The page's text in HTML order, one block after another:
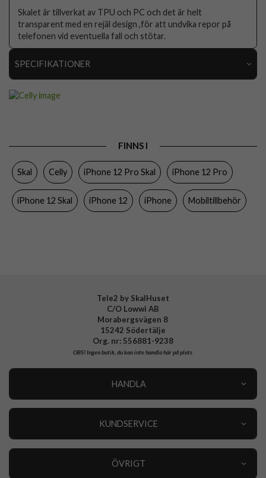
Skalet är tillverkat av TPU och PC och det är helt
transparent med en rejäl design ,för att undvika repor på
telefonen vid eventuella fall och stötar.
SPECIFIKATIONER
Färg Genomskinlig
Hårdplast (PC), Mjukplast (TPU)
Varumärke Celly
FINNS I
Skal Celly iPhone 12 Pro Skal iPhone 12 Pro
iPhone 12 Skal iPhone 12 iPhone Mobiltillbehör
Tele2 by SkalHuset
C/O Lowwi AB
Morabergsvägen 8
15242 Södertälje
Org. nr: 556881-9238
OBS!Ingen butik, du kan inte handla här på plats
HANDLA
KUNDSERVICE
ÖVRIGT